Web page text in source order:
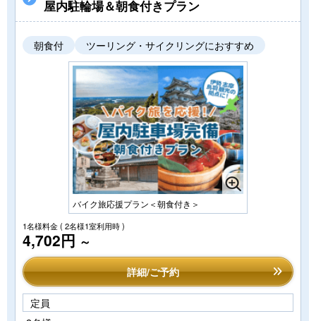
屋内駐輪場＆朝食付きプラン
朝食付 ツーリング・サイクリングにおすすめ
バイク旅応援プラン＜朝食付き＞
1名様料金( 2名様1室利用時 )
4,702円 ～
詳細/ご予約
定員